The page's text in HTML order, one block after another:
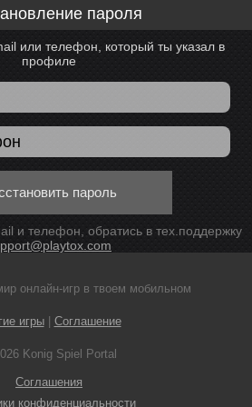
пароля
или телефон, который ты указал в
профиле
пароль
и телефон, обратись в тех.поддержку
онлайн-игр в твоем мобильном
игры| Соглашение
Konig Spiel Portal
Соглашения
конфиденциальности